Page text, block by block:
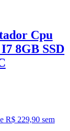
Cpu
8GB SSD
R$ 229,90 sem